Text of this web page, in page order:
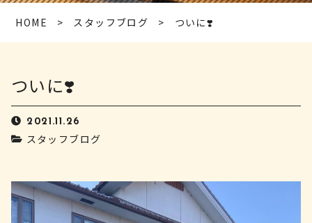
HOME スタッフブログ ついに❣️
ついに❣️
2021.11.26
スタッフブログ